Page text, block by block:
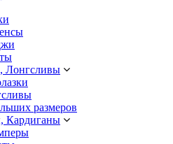
Лонгсливы
размеров
Кардиганы